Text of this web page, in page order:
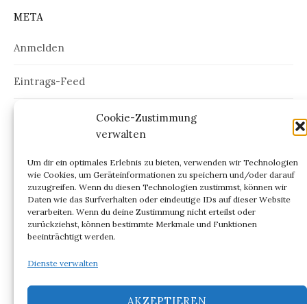
Cookie-Zustimmung
verwalten
Um dir ein optimales Erlebnis zu bieten, verwenden wir Technologien
wie Cookies, um Geräteinformationen zu speichern und/oder darauf
zuzugreifen. Wenn du diesen Technologien zustimmst, können wir
Daten wie das Surfverhalten oder eindeutige IDs auf dieser Website
verarbeiten. Wenn du deine Zustimmung nicht erteilst oder
zurückziehst, können bestimmte Merkmale und Funktionen
beeinträchtigt werden.
Dienste verwalten
AKZEPTIEREN
META
Anmelden
Eintrags-Feed
Kommentar-Feed
ARCHIV
Archiv